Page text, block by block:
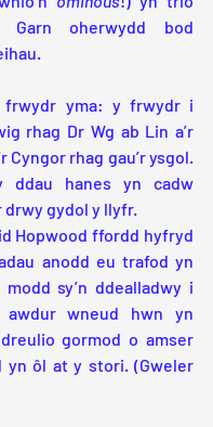
oherwydd bod
frwydr yma: y frwydr i
rhag Dr Wg ab Lin a’r
rhag gau’r ysgol.
ddau hanes yn cadw
drwy gydol y llyfr.
Hopwood ffordd hyfryd
anodd eu trafod yn
sy’n ddealladwy i
wneud hwn yn
gormod o amser
yn ôl at y stori. (Gweler